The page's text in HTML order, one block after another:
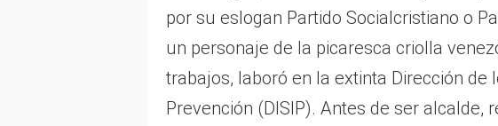
por su eslogan Partido Socialcristiano o
un personaje de la picaresca criolla
trabajos, laboró en la extinta Dirección de
Prevención (DISIP). Antes de ser alcalde,